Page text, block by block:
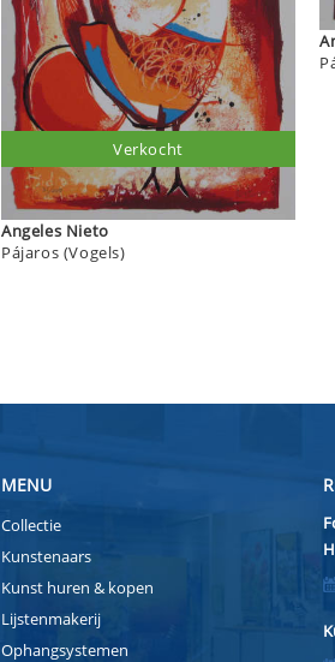
Angeles Nieto
Pájaros (Vogels)
Verkocht
MENU
Collectie
Kunstenaars
Kunst huren & kopen
Lijstenmakerij
Ophangsystemen